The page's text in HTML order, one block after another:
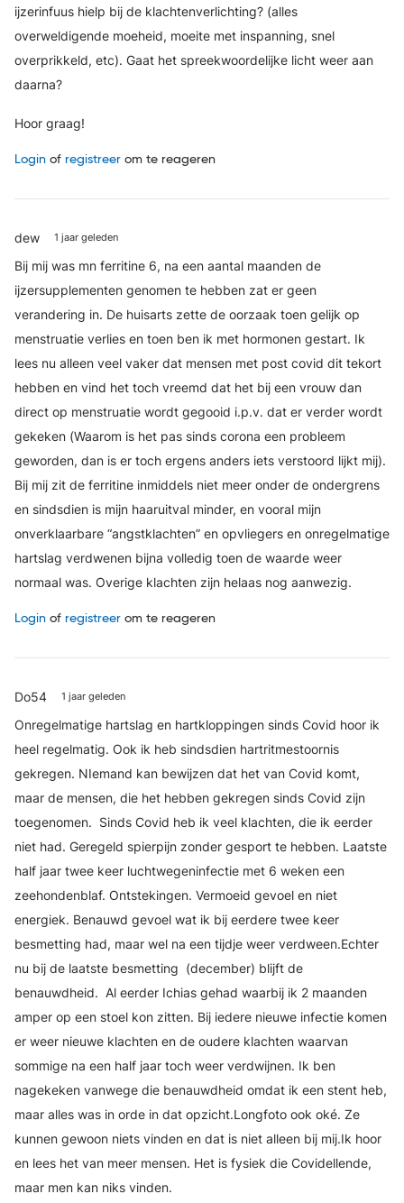
ijzerinfuus hielp bij de klachtenverlichting? (alles
overweldigende moeheid, moeite met inspanning, snel
overprikkeld, etc). Gaat het spreekwoordelijke licht weer aan
daarna?
Hoor graag!
Login of registreer om te reageren
dew 1 jaar geleden
Bij mij was mn ferritine 6, na een aantal maanden de
ijzersupplementen genomen te hebben zat er geen
verandering in. De huisarts zette de oorzaak toen gelijk op
menstruatie verlies en toen ben ik met hormonen gestart. Ik
lees nu alleen veel vaker dat mensen met post covid dit tekort
hebben en vind het toch vreemd dat het bij een vrouw dan
direct op menstruatie wordt gegooid i.p.v. dat er verder wordt
gekeken (Waarom is het pas sinds corona een probleem
geworden, dan is er toch ergens anders iets verstoord lijkt mij).
Bij mij zit de ferritine inmiddels niet meer onder de ondergrens
en sindsdien is mijn haaruitval minder, en vooral mijn
onverklaarbare “angstklachten” en opvliegers en onregelmatige
hartslag verdwenen bijna volledig toen de waarde weer
normaal was. Overige klachten zijn helaas nog aanwezig.
Login of registreer om te reageren
Do54 1 jaar geleden
Onregelmatige hartslag en hartkloppingen sinds Covid hoor ik
heel regelmatig. Ook ik heb sindsdien hartritmestoornis
gekregen. NIemand kan bewijzen dat het van Covid komt,
maar de mensen, die het hebben gekregen sinds Covid zijn
toegenomen. Sinds Covid heb ik veel klachten, die ik eerder
niet had. Geregeld spierpijn zonder gesport te hebben. Laatste
half jaar twee keer luchtwegeninfectie met 6 weken een
zeehondenblaf. Ontstekingen. Vermoeid gevoel en niet
energiek. Benauwd gevoel wat ik bij eerdere twee keer
besmetting had, maar wel na een tijdje weer verdween.Echter
nu bij de laatste besmetting (december) blijft de
benauwdheid. Al eerder Ichias gehad waarbij ik 2 maanden
amper op een stoel kon zitten. Bij iedere nieuwe infectie komen
er weer nieuwe klachten en de oudere klachten waarvan
sommige na een half jaar toch weer verdwijnen. Ik ben
nagekeken vanwege die benauwdheid omdat ik een stent heb,
maar alles was in orde in dat opzicht.Longfoto ook oké. Ze
kunnen gewoon niets vinden en dat is niet alleen bij mij.Ik hoor
en lees het van meer mensen. Het is fysiek die Covidellende,
maar men kan niks vinden.